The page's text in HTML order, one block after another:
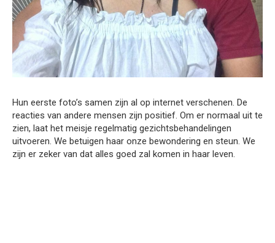
Hun eerste foto’s samen zijn al op internet verschenen. De
reacties van andere mensen zijn positief. Om er normaal uit te
zien, laat het meisje regelmatig gezichtsbehandelingen
uitvoeren. We betuigen haar onze bewondering en steun. We
zijn er zeker van dat alles goed zal komen in haar leven.